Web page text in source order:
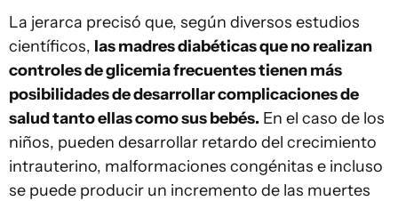
La jerarca precisó que, según diversos estudios
científicos, las madres diabéticas que no realizan
controles de glicemia frecuentes tienen más
posibilidades de desarrollar complicaciones de
salud tanto ellas como sus bebés. En el caso de los
niños, pueden desarrollar retardo del crecimiento
intrauterino, malformaciones congénitas e incluso
se puede producir un incremento de las muertes